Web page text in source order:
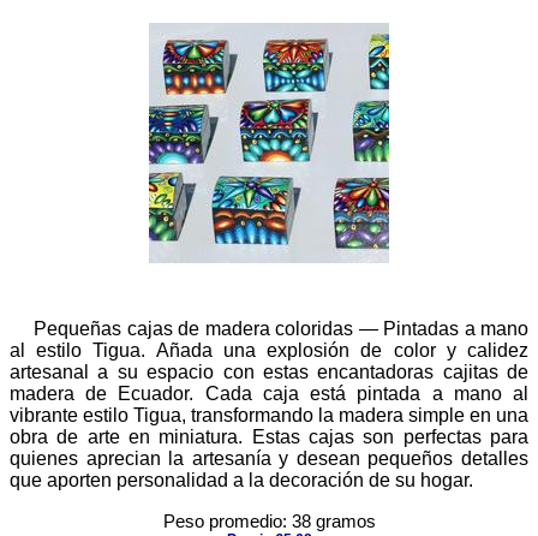
Pequeñas cajas de madera coloridas — Pintadas a mano
al estilo Tigua. Añada una explosión de color y calidez
artesanal a su espacio con estas encantadoras cajitas de
madera de Ecuador. Cada caja está pintada a mano al
vibrante estilo Tigua, transformando la madera simple en una
obra de arte en miniatura. Estas cajas son perfectas para
quienes aprecian la artesanía y desean pequeños detalles
que aporten personalidad a la decoración de su hogar.
Peso promedio: 38 gramos